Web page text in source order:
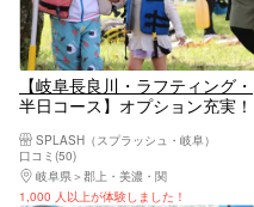
【岐阜長良川・ラフティング・
半日コース】オプション充実！
どもが決める！ゆったり半日ラ
フティングツアー＜3才から参
加可能！＞写真プレゼント！
SPLASH（スプラッシュ・岐阜）
口コミ(50)
岐阜県
郡上・美濃・関
1,000 人以上が体験しました！